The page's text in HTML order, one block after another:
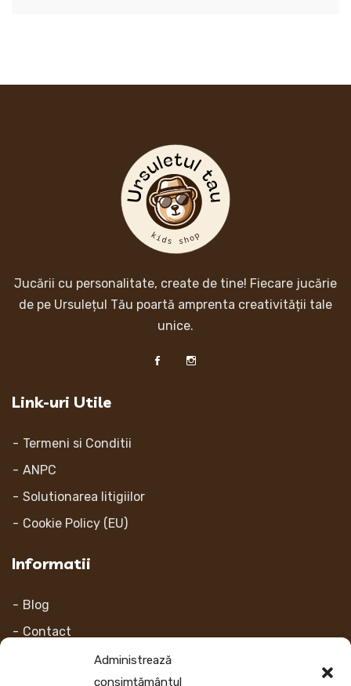
Administrează
consimțământul
Jucării cu personalitate, create de tine! Fiecare jucărie
de pe Ursulețul Tău poartă amprenta creativității tale
unice.
Link-uri Utile
Termeni si Conditii
ANPC
Solutionarea litigiilor
Cookie Policy (EU)
Informatii
Blog
Contact